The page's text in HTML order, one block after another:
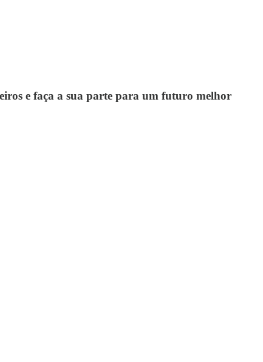
e faça a sua parte para um futuro melhor